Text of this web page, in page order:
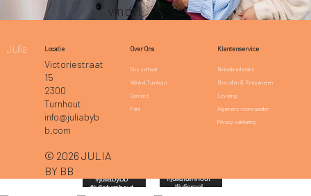
vindt!
Locatie
Victoriestraat
15
2300
Turnhout
info@juliabyb
b.com
© 2026 JULIA
BY BB
Over Ons
Ons verhaal
Winkel Turnhout
Contact
Pers
Klantenservice
Betaalmethodes
Bestellen & Retourneren
Levering
Algemene voorwaarden
Privacy verklaring